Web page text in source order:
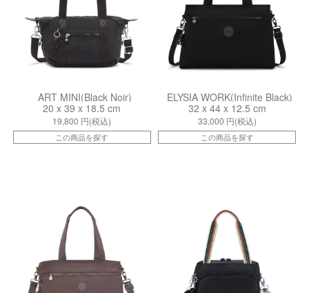
ART MINI(Black Noir)
20 x 39 x 18.5 cm
19,800 円(税込)
この商品を探す
ELYSIA WORK(Infinite Black)
32 x 44 x 12.5 cm
33,000 円(税込)
この商品を探す